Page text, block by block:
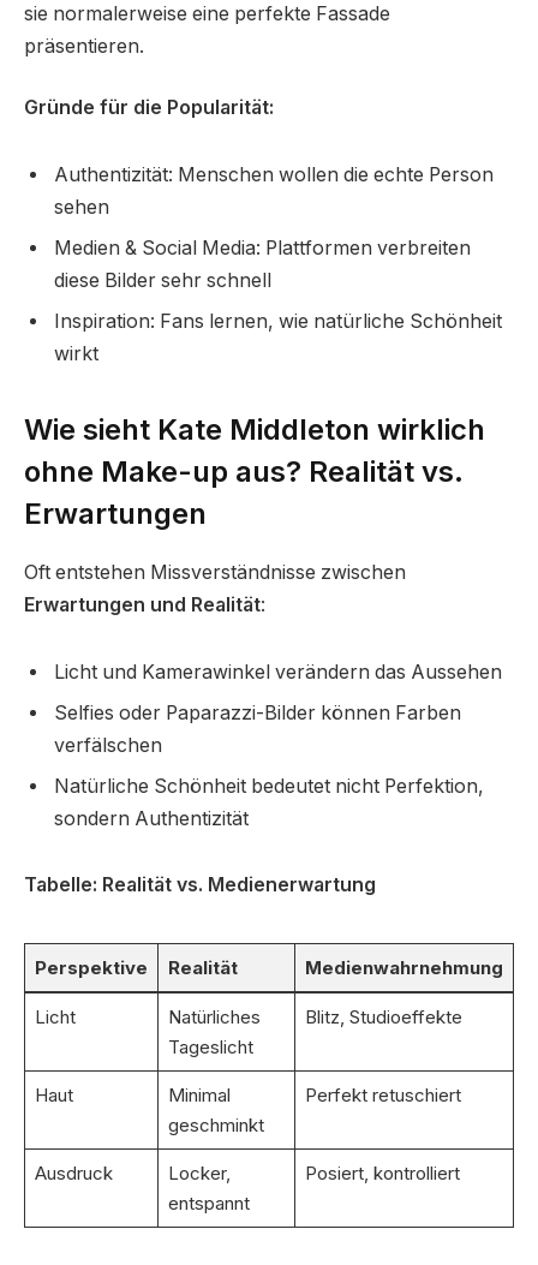
sie normalerweise eine perfekte Fassade
präsentieren.
Gründe für die Popularität:
Authentizität: Menschen wollen die echte Person
sehen
Medien & Social Media: Plattformen verbreiten
diese Bilder sehr schnell
Inspiration: Fans lernen, wie natürliche Schönheit
wirkt
Wie sieht Kate Middleton wirklich
ohne Make-up aus? Realität vs.
Erwartungen
Oft entstehen Missverständnisse zwischen
Erwartungen und Realität:
Licht und Kamerawinkel verändern das Aussehen
Selfies oder Paparazzi-Bilder können Farben
verfälschen
Natürliche Schönheit bedeutet nicht Perfektion,
sondern Authentizität
Tabelle: Realität vs. Medienerwartung
Perspektive Realität Medienwahrnehmung
Licht
Natürliches
Tageslicht
Blitz, Studioeffekte
Haut
Minimal
geschminkt
Perfekt retuschiert
Ausdruck
Locker,
entspannt
Posiert, kontrolliert